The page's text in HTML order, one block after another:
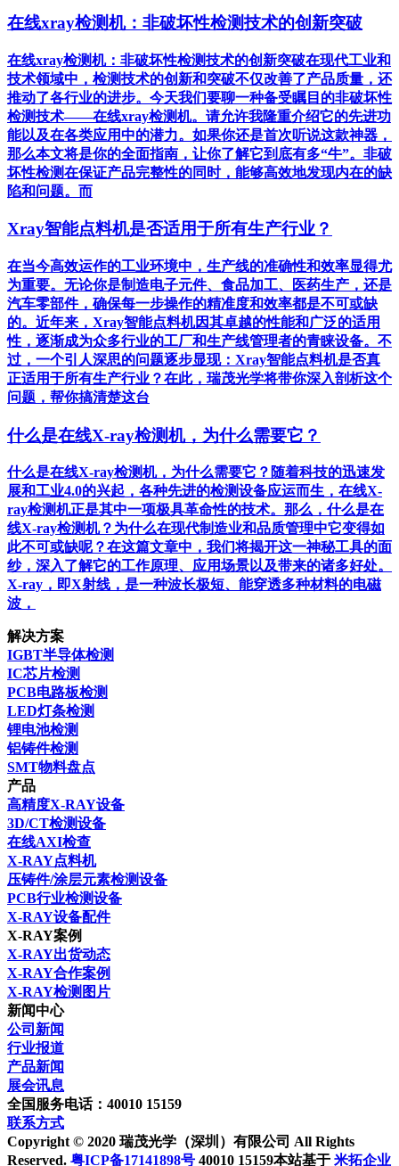
在线xray检测机：非破坏性检测技术的创新突破
在线xray检测机：非破坏性检测技术的创新突破在现代工业和
技术领域中，检测技术的创新和突破不仅改善了产品质量，还
推动了各行业的进步。今天我们要聊一种备受瞩目的非破坏性
检测技术——在线xray检测机。请允许我隆重介绍它的先进功
能以及在各类应用中的潜力。如果你还是首次听说这款神器，
那么本文将是你的全面指南，让你了解它到底有多“牛”。非破
坏性检测在保证产品完整性的同时，能够高效地发现内在的缺
陷和问题。而
Xray智能点料机是否适用于所有生产行业？
在当今高效运作的工业环境中，生产线的准确性和效率显得尤
为重要。无论你是制造电子元件、食品加工、医药生产，还是
汽车零部件，确保每一步操作的精准度和效率都是不可或缺
的。近年来，Xray智能点料机因其卓越的性能和广泛的适用
性，逐渐成为众多行业的工厂和生产线管理者的青睐设备。不
过，一个引人深思的问题逐步显现：Xray智能点料机是否真
正适用于所有生产行业？在此，瑞茂光学将带你深入剖析这个
问题，帮你搞清楚这台
什么是在线X-ray检测机，为什么需要它？
什么是在线X-ray检测机，为什么需要它？随着科技的迅速发
展和工业4.0的兴起，各种先进的检测设备应运而生，在线X-
ray检测机正是其中一项极具革命性的技术。那么，什么是在
线X-ray检测机？为什么在现代制造业和品质管理中它变得如
此不可或缺呢？在这篇文章中，我们将揭开这一神秘工具的面
纱，深入了解它的工作原理、应用场景以及带来的诸多好处。
X-ray，即X射线，是一种波长极短、能穿透多种材料的电磁
波，
解决方案
IGBT半导体检测
IC芯片检测
PCB电路板检测
LED灯条检测
锂电池检测
铝铸件检测
SMT物料盘点
产品
高精度X-RAY设备
3D/CT检测设备
在线AXI检查
X-RAY点料机
压铸件/涂层元素检测设备
PCB行业检测设备
X-RAY设备配件
X-RAY案例
X-RAY出货动态
X-RAY合作案例
X-RAY检测图片
新闻中心
公司新闻
行业报道
产品新闻
展会讯息
全国服务电话：40010 15159
联系方式
Copyright © 2020 瑞茂光学（深圳）有限公司 All Rights
Reserved. 粤ICP备17141898号 40010 15159本站基于 米拓企业